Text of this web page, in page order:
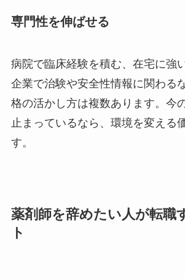
専門性を伸ばせる
病院で臨床経験を積む、在宅に強
企業で治験や安全性情報に関わる
格の活かし方は複数あります。今
止まっているなら、環境を変える
す。
薬剤師を辞めたい人が転職
ト